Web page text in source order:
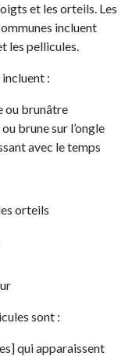
et les orteils. Les
incluent
les pellicules.
:
ou brunâtre
brune sur l’ongle
avec le temps
orteils
sont :
qui apparaissent